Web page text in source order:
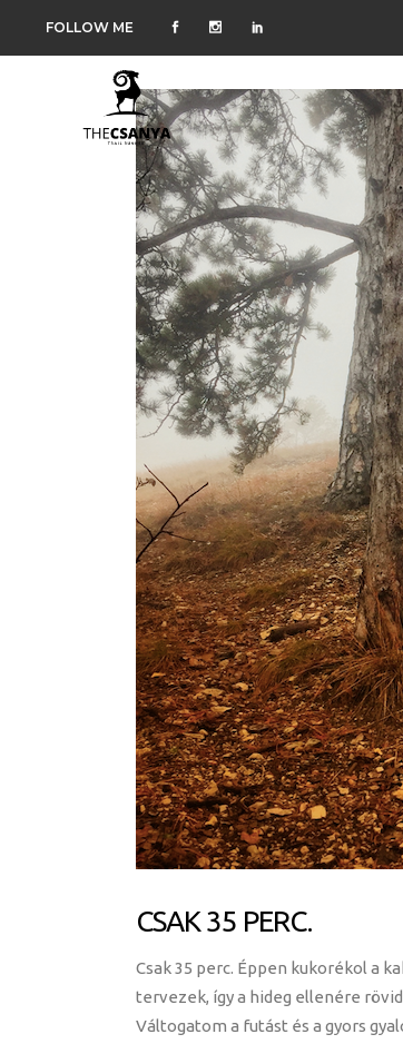
FOLLOW ME
CSAK 35 PERC.
Csak 35 perc. Éppen kukorékol a
tervezek, így a hideg ellenére
Váltogatom a futást és a gyors